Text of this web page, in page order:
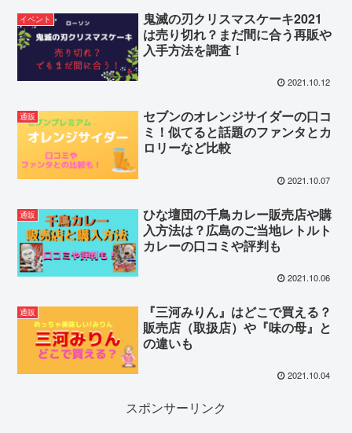
イベント
鬼滅の刃クリスマスケーキ2021
は売り切れ？まだ間に合う再販や
入手方法を調査！
2021.10.12
通販
セブンのオレンジサイダーの口コ
ミ！似てると話題のファンタとカ
ロリーなど比較
2021.10.07
通販
ひな壇団の千鳥カレー販売店や購
入方法は？広島のご当地レトルト
カレーの口コミや評判も
2021.10.06
通販
『三河みりん』はどこで買える？
販売店（取扱店）や『味の母』と
の違いも
2021.10.04
スポンサーリンク